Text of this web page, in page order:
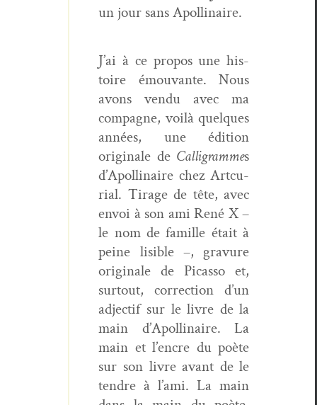
un jour sans Apollinaire.
J’ai à ce pro­pos une his­
toire émou­vante. Nous
avons ven­du avec ma
com­pagne, voilà quelques
années, une édi­tion
orig­i­nale de Cal­ligrammes
d’Apollinaire chez Artcu­
r­ial. Tirage de tête, avec
envoi à son ami René X –
le nom de famille était à
peine lis­i­ble –, gravure
orig­i­nale de Picas­so et,
surtout, cor­rec­tion d’un
adjec­tif sur le livre de la
main d’Apol­li­naire. La
main et l’encre du poète
sur son livre avant de le
ten­dre à l’ami. La main